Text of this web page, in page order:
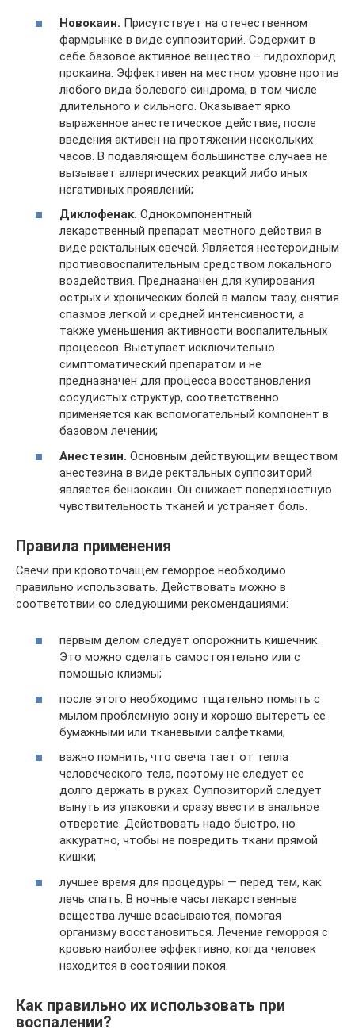
Новокаин. Присутствует на отечественном
фармрынке в виде суппозиторий. Содержит в
себе базовое активное вещество – гидрохлорид
прокаина. Эффективен на местном уровне против
любого вида болевого синдрома, в том числе
длительного и сильного. Оказывает ярко
выраженное анестетическое действие, после
введения активен на протяжении нескольких
часов. В подавляющем большинстве случаев не
вызывает аллергических реакций либо иных
негативных проявлений;
Диклофенак. Однокомпонентный
лекарственный препарат местного действия в
виде ректальных свечей. Является нестероидным
противовоспалительным средством локального
воздействия. Предназначен для купирования
острых и хронических болей в малом тазу, снятия
спазмов легкой и средней интенсивности, а
также уменьшения активности воспалительных
процессов. Выступает исключительно
симптоматический препаратом и не
предназначен для процесса восстановления
сосудистых структур, соответственно
применяется как вспомогательный компонент в
базовом лечении;
Анестезин. Основным действующим веществом
анестезина в виде ректальных суппозиторий
является бензокаин. Он снижает поверхностную
чувствительность тканей и устраняет боль.
Правила применения
Свечи при кровоточащем геморрое необходимо
правильно использовать. Действовать можно в
соответствии со следующими рекомендациями:
первым делом следует опорожнить кишечник.
Это можно сделать самостоятельно или с
помощью клизмы;
после этого необходимо тщательно помыть с
мылом проблемную зону и хорошо вытереть ее
бумажными или тканевыми салфетками;
важно помнить, что свеча тает от тепла
человеческого тела, поэтому не следует ее
долго держать в руках. Суппозиторий следует
вынуть из упаковки и сразу ввести в анальное
отверстие. Действовать надо быстро, но
аккуратно, чтобы не повредить ткани прямой
кишки;
лучшее время для процедуры — перед тем, как
лечь спать. В ночные часы лекарственные
вещества лучше всасываются, помогая
организму восстановиться. Лечение геморроя с
кровью наиболее эффективно, когда человек
находится в состоянии покоя.
Как правильно их использовать при
воспалении?